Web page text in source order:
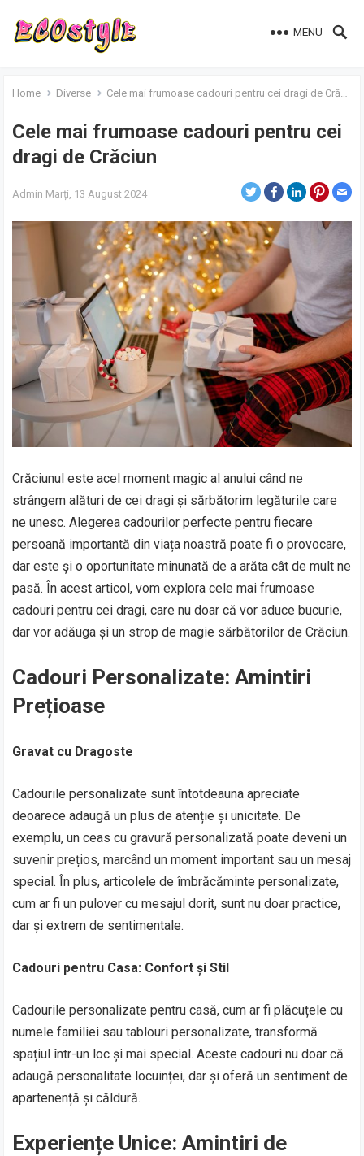
MENU
Home Diverse Cele mai frumoase cadouri pentru cei dragi de Crăciun
Cele mai frumoase cadouri pentru cei
dragi de Crăciun
Admin Marți, 13 August 2024
Crăciunul este acel moment magic al anului când ne
strângem alături de cei dragi și sărbătorim legăturile care
ne unesc. Alegerea cadourilor perfecte pentru fiecare
persoană importantă din viața noastră poate fi o provocare,
dar este și o oportunitate minunată de a arăta cât de mult ne
pasă. În acest articol, vom explora cele mai frumoase
cadouri pentru cei dragi, care nu doar că vor aduce bucurie,
dar vor adăuga și un strop de magie sărbătorilor de Crăciun.
Cadouri Personalizate: Amintiri
Prețioase
Gravat cu Dragoste
Cadourile personalizate sunt întotdeauna apreciate
deoarece adaugă un plus de atenție și unicitate. De
exemplu, un ceas cu gravură personalizată poate deveni un
suvenir prețios, marcând un moment important sau un mesaj
special. În plus, articolele de îmbrăcăminte personalizate,
cum ar fi un pulover cu mesajul dorit, sunt nu doar practice,
dar și extrem de sentimentale.
Cadouri pentru Casa: Confort și Stil
Cadourile personalizate pentru casă, cum ar fi plăcuțele cu
numele familiei sau tablouri personalizate, transformă
spațiul într-un loc și mai special. Aceste cadouri nu doar că
adaugă personalitate locuinței, dar și oferă un sentiment de
apartenență și căldură.
Experiențe Unice: Amintiri de